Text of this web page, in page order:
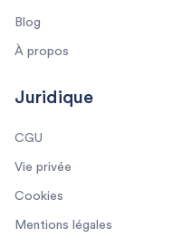
Blog
À propos
Juridique
CGU
Vie privée
Cookies
Mentions légales